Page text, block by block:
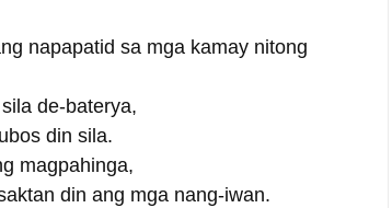
napapatid sa mga kamay nitong
de-baterya,
din sila.
magpahinga,
din ang mga nang-iwan.